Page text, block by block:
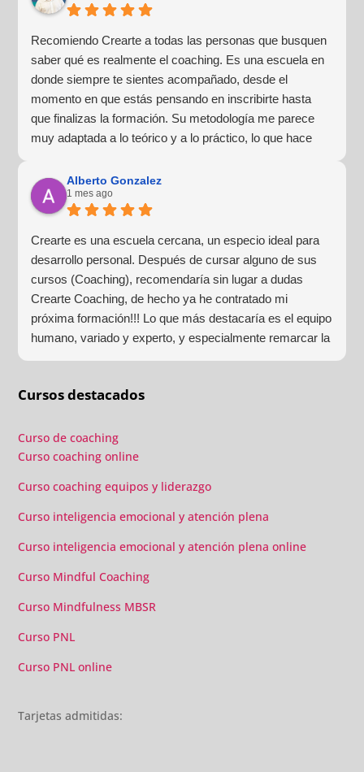
Recomiendo Crearte a todas las personas que busquen
saber qué es realmente el coaching. Es una escuela en
donde siempre te sientes acompañado, desde el
momento en que estás pensando en inscribirte hasta
que finalizas la formación. Su metodología me parece
muy adaptada a lo teórico y a lo práctico, lo que hace
¡Para mí fue una excelente experiencia!
Alberto Gonzalez
1 mes ago
Crearte es una escuela cercana, un especio ideal para
desarrollo personal. Después de cursar alguno de sus
cursos (Coaching), recomendaría sin lugar a dudas
Crearte Coaching, de hecho ya he contratado mi
próxima formación!!! Lo que más destacaría es el equipo
humano, variado y experto, y especialmente remarcar la
añadido con multitud de formaciones, seminarios y
gran liderazgo de Beatriz Ricondo!!!
Cursos destacados
Curso de coaching
Curso coaching online
Curso coaching equipos y liderazgo
Curso inteligencia emocional y atención plena
Curso inteligencia emocional y atención plena online
Curso Mindful Coaching
Curso Mindfulness MBSR
Curso PNL
Curso PNL online
Tarjetas admitidas: